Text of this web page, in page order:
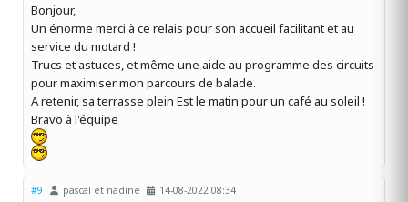
Bonjour,
Un énorme merci à ce relais pour son accueil facilitant et au
service du motard !
Trucs et astuces, et même une aide au programme des circuits
pour maximiser mon parcours de balade.
A retenir, sa terrasse plein Est le matin pour un café au soleil !
Bravo à l'équipe
#9 pascal et nadine 14-08-2022 08:34